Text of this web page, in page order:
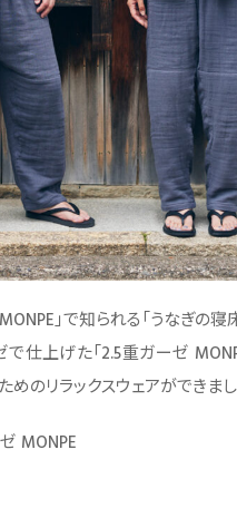
」で知られる「うなぎの寝
仕上げた「2.5重ガーゼ
めのリラックスウェアができまし
MONPE